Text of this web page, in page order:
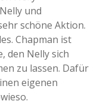
und
schöne Aktion.
Chapman ist
den Nelly sich
zu lassen. Dafür
eigenen